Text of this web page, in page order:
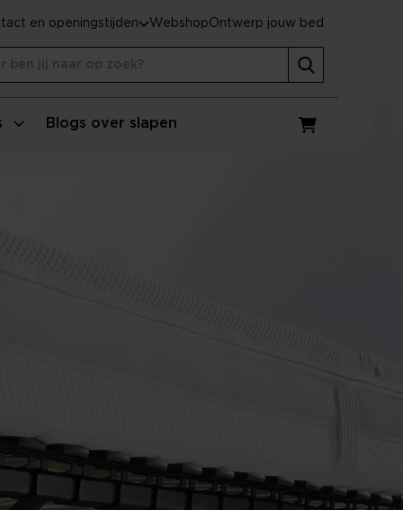
Blogs over slapen
Winkelwagen
en openingstijden WebshopOntwerp jouw bed